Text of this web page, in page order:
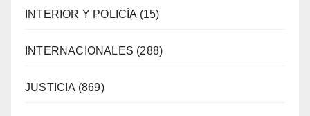
INTERIOR Y POLICÍA (15)
INTERNACIONALES (288)
JUSTICIA (869)